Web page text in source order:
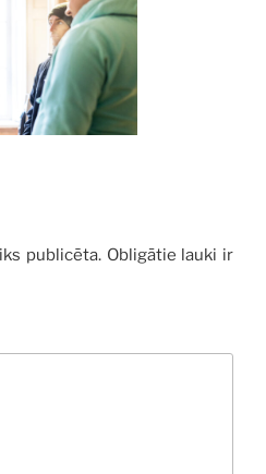
publicēta. Obligātie lauki ir